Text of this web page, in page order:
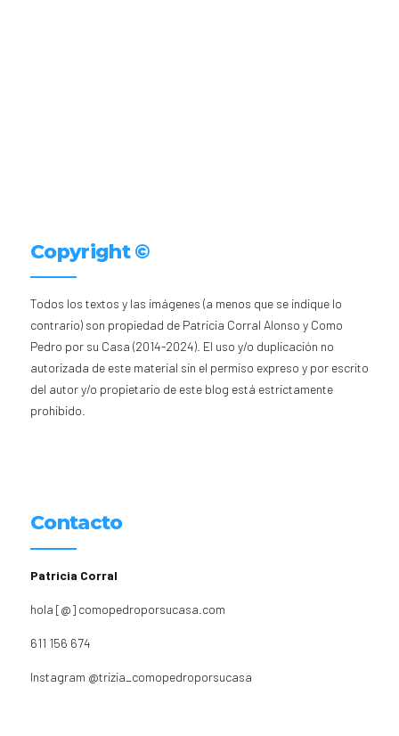
Copyright ©
Todos los textos y las imágenes (a menos que se indique lo
contrario) son propiedad de Patricia Corral Alonso y Como
Pedro por su Casa (2014-2024). El uso y/o duplicación no
autorizada de este material sin el permiso expreso y por escrito
del autor y/o propietario de este blog está estrictamente
prohibido.
Contacto
Patricia Corral
hola [@] comopedroporsucasa.com
611 156 674
Instagram @trizia_comopedroporsucasa